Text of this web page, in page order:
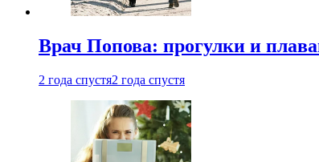
Врач Попова: прогулки и
2 года спустя2 года спустя